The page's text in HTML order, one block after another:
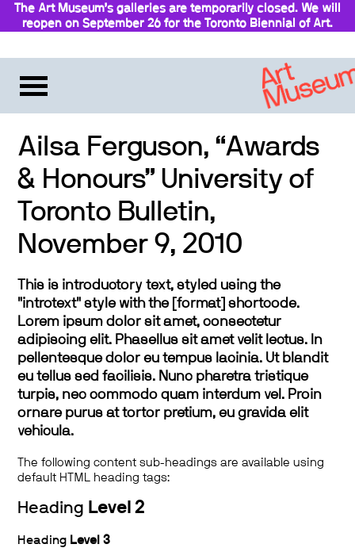
The Art Museum’s galleries are temporarily closed. We will
reopen on September 26 for the Toronto Biennial of Art.
Ailsa Ferguson, “Awards
& Honours” University of
Toronto Bulletin,
November 9, 2010
This is introductory text, styled using the
"introtext" style with the [format] shortcode.
Lorem ipsum dolor sit amet, consectetur
adipiscing elit. Phasellus sit amet velit lectus. In
pellentesque dolor eu tempus lacinia. Ut blandit
eu tellus sed facilisis. Nunc pharetra tristique
turpis, nec commodo quam interdum vel. Proin
ornare purus at tortor pretium, eu gravida elit
vehicula.
The following content sub-headings are available using
default HTML heading tags:
Heading Level 2
Heading Level 3